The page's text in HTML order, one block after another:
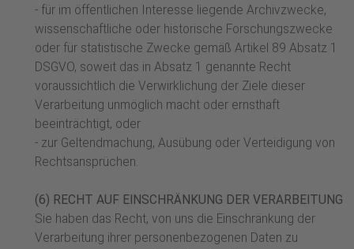
- für im öffentlichen Interesse liegende Archivzwecke,
wissenschaftliche oder historische Forschungszwecke
oder für statistische Zwecke gemäß Artikel 89 Absatz 1
DSGVO, soweit das in Absatz 1 genannte Recht
voraussichtlich die Verwirklichung der Ziele dieser
Verarbeitung unmöglich macht oder ernsthaft
beeinträchtigt, oder
- zur Geltendmachung, Ausübung oder Verteidigung von
Rechtsansprüchen.
(6) RECHT AUF EINSCHRÄNKUNG DER VERARBEITUNG
Sie haben das Recht, von uns die Einschränkung der
Verarbeitung ihrer personenbezogenen Daten zu